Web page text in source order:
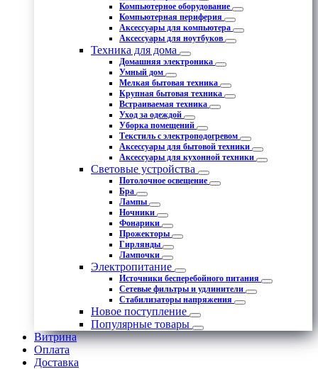
Компьютерное оборудование
Компьютерная периферия
Аксессуары для компьютера
Аксессуары для ноутбуков
Техника для дома
Домашняя электроника
Умный дом
Мелкая бытовая техника
Крупная бытовая техника
Встраиваемая техника
Уход за одеждой
Уборка помещений
Текстиль с электроподогревом
Аксессуары для бытовой техники
Аксессуары для кухонной техники
Световые устройства
Потолочное освещение
Бра
Лампы
Ночники
Фонарики
Прожекторы
Гирлянды
Лампочки
Электропитание
Источники бесперебойного питания
Сетевые фильтры и удлинители
Стабилизаторы напряжения
Новое поступление
Популярные товары
Витрина
Оплата
Доставка